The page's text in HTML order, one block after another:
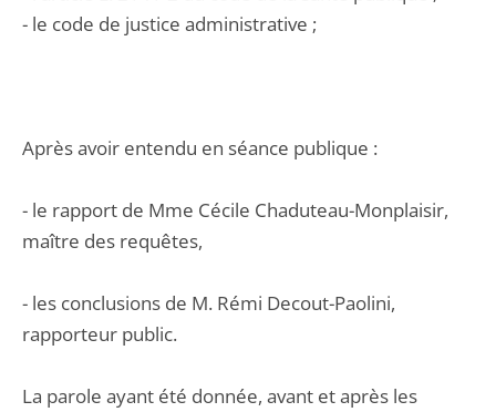
- le code de justice administrative ;
Après avoir entendu en séance publique :
- le rapport de Mme Cécile Chaduteau-Monplaisir,
maître des requêtes,
- les conclusions de M. Rémi Decout-Paolini,
rapporteur public.
La parole ayant été donnée, avant et après les